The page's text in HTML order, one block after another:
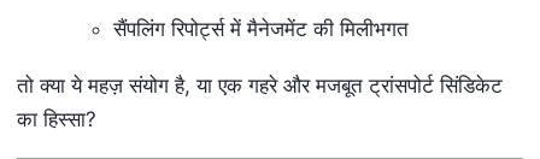
सैंपलिंग रिपोर्ट्स में मैनेजमेंट की मिलीभगत
तो क्या ये महज़ संयोग है, या एक गहरे और मजबूत ट्रांसपोर्ट सिंडिकेट
का हिस्सा?